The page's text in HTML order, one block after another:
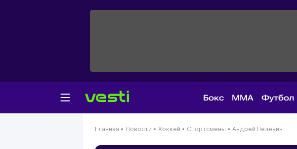
Бокс MMA Футбол
Главная • Новости • Хоккей • Спортсмены • Андрей Пелевин